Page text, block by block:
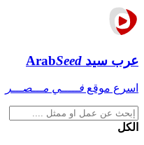
عرب سيد ArabSeed
اسرع موقع فـــــي مـــصـــر
الكل